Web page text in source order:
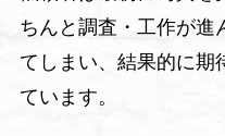
ちんと調査・工作が進
てしまい、結果的に期
ています。